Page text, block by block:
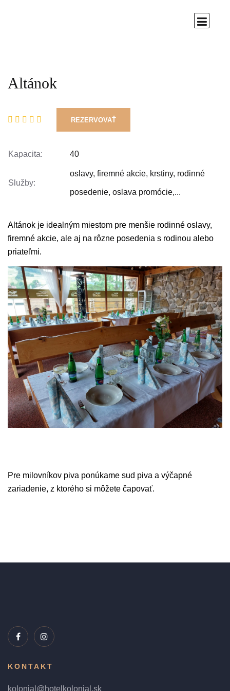
Altánok
REZERVOVAŤ
Kapacita: 40
Služby:
oslavy, firemné akcie, krstiny, rodinné
posedenie, oslava promócie,...
Altánok je idealným miestom pre menšie rodinné oslavy,
firemné akcie, ale aj na rôzne posedenia s rodinou alebo
priateľmi.
Pre milovníkov piva ponúkame sud piva a výčapné
zariadenie, z ktorého si môžete čapovať.
KONTAKT
kolonial@hotelkolonial.sk